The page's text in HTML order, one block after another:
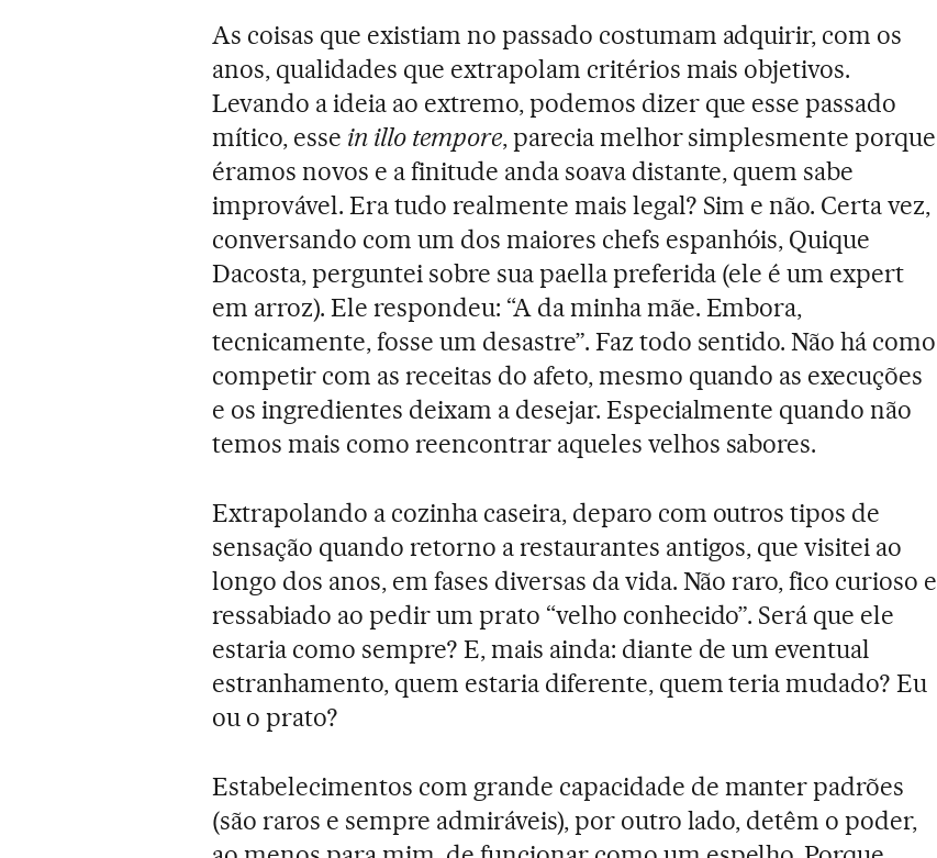
As coisas que existiam no passado costumam adquirir, com os
anos, qualidades que extrapolam critérios mais objetivos.
Levando a ideia ao extremo, podemos dizer que esse passado
mítico, esse in illo tempore, parecia melhor simplesmente porque
éramos novos e a finitude anda soava distante, quem sabe
improvável. Era tudo realmente mais legal? Sim e não. Certa vez,
conversando com um dos maiores chefs espanhóis, Quique
Dacosta, perguntei sobre sua paella preferida (ele é um expert
em arroz). Ele respondeu: “A da minha mãe. Embora,
tecnicamente, fosse um desastre”. Faz todo sentido. Não há como
competir com as receitas do afeto, mesmo quando as execuções
e os ingredientes deixam a desejar. Especialmente quando não
temos mais como reencontrar aqueles velhos sabores.
Extrapolando a cozinha caseira, deparo com outros tipos de
sensação quando retorno a restaurantes antigos, que visitei ao
longo dos anos, em fases diversas da vida. Não raro, fico curioso e
ressabiado ao pedir um prato “velho conhecido”. Será que ele
estaria como sempre? E, mais ainda: diante de um eventual
estranhamento, quem estaria diferente, quem teria mudado? Eu
ou o prato?
Estabelecimentos com grande capacidade de manter padrões
(são raros e sempre admiráveis), por outro lado, detêm o poder,